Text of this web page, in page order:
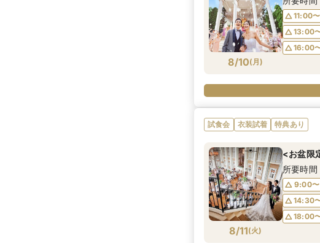
8/9(日)
14:45
19:00
8/9(日)
18:00〜
8/9(日)
8/9(日)
18:00〜
8/9(日)
19:30〜
8/10( 月)
11:00〜
13:00
16:00
試食会 衣装試着 特典あり
8/11(火)
<お盆限
所要時
9:00〜
14:30
18:00